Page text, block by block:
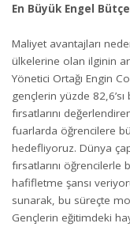
En Büyük Engel
Maliyet avantajları
ülkelerine olan ilginin
Yönetici Ortağı Engin
gençlerin yüzde
fırsatlarını
fuarlarda öğrencilere
hedefliyoruz. Dünya
fırsatlarını
hafifletme şansı
sunarak, bu süreçte
Gençlerin eğitimdeki